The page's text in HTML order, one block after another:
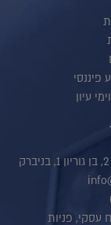
פיננסי
עיון
עסקי, פניות